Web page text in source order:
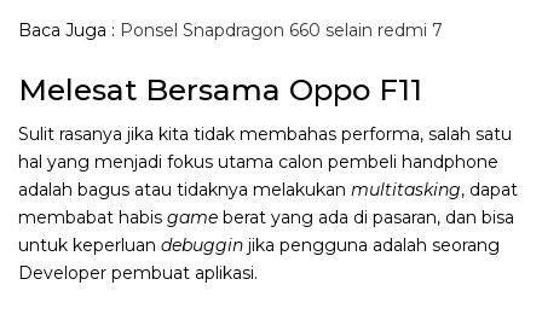
Baca Juga : Ponsel Snapdragon 660 selain redmi 7
Melesat Bersama Oppo F11
Sulit rasanya jika kita tidak membahas performa, salah satu
hal yang menjadi fokus utama calon pembeli handphone
adalah bagus atau tidaknya melakukan multitasking, dapat
membabat habis game berat yang ada di pasaran, dan bisa
untuk keperluan debuggin jika pengguna adalah seorang
Developer pembuat aplikasi.